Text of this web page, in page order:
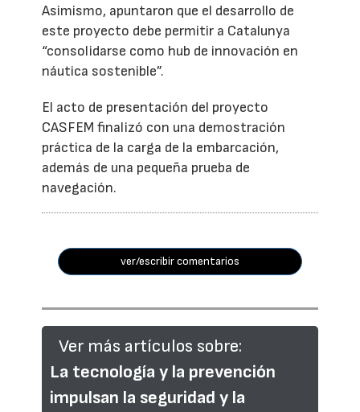
Asimismo, apuntaron que el desarrollo de
este proyecto debe permitir a Catalunya
“consolidarse como hub de innovación en
náutica sostenible”.
El acto de presentación del proyecto
CASFEM finalizó con una demostración
práctica de la carga de la embarcación,
además de una pequeña prueba de
navegación.
ver/escribir comentarios
Ver más artículos sobre:
La tecnología y la prevención
impulsan la seguridad y la